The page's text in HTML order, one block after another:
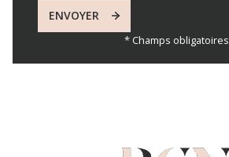
ENVOYER
* Champs obligatoires